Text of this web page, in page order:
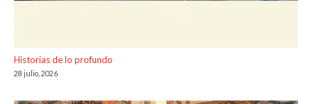
Historias de lo profundo
28 julio, 2026